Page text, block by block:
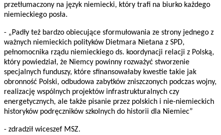
przetłumaczony na język niemiecki, który trafi na biurko każdego
niemieckiego posła.
- „Padły też bardzo obiecujące sformułowania ze strony jednego z
ważnych niemieckich polityków Dietmara Nietana z SPD,
pełnomocnika rządu niemieckiego ds. koordynacji relacji z Polską,
który powiedział, że Niemcy powinny rozważyć stworzenie
specjalnych funduszy, które sfinansowałaby kwestie takie jak
obronność Polski, odbudowa zabytków zniszczonych podczas wojny,
realizację wspólnych projektów infrastrukturalnych czy
energetycznych, ale także pisanie przez polskich i nie-niemieckich
historyków podręczników szkolnych do historii dla Niemiec”
- zdradził wiceszef MSZ.